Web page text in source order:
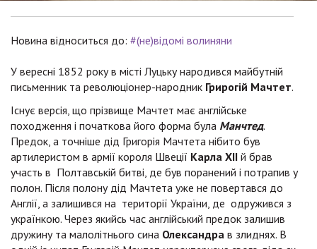
Новина відноситься до: #(не)відомі волиняни
У вересні 1852 року в місті Луцьку народився майбутній
письменник та революціонер-народник Грирогій Мачтет.
Існує версія, що прізвище Мачтет має англійське
походження і початкова його форма була Манчтед.
Предок, а точніше дід Григорія Мачтета нібито був
артилеристом в армії короля Швеції Карла XII й брав
участь в Полтавській битві, де був поранений і потрапив у
полон. Після полону дід Мачтета уже не повертався до
Англії, а залишився на території України, де одружився з
українкою. Через якийсь час англійський предок залишив
дружину та малолітнього сина Олександра в злиднях. В